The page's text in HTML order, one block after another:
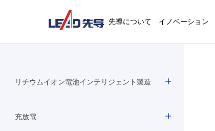
先導について イノベーション
リチウムイオン電池インテリジェント製造
充放電